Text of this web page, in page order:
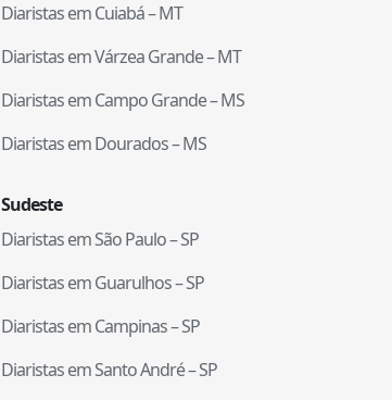
Diaristas emCuiabá–MT
Diaristas emVárzea Grande–MT
Diaristas emCampo Grande–MS
Diaristas emDourados–MS
Sudeste
Diaristas emSão Paulo–SP
Diaristas emGuarulhos–SP
Diaristas emCampinas–SP
Diaristas emSanto André–SP